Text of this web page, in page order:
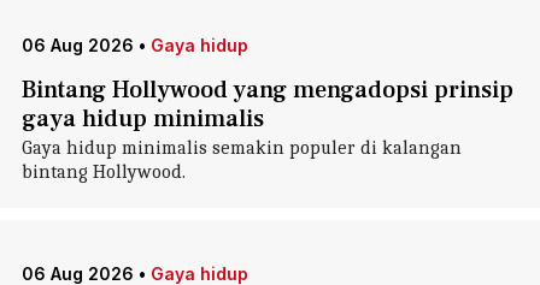
06 Aug 2026 • Gaya hidup
Bintang Hollywood yang mengadopsi prinsip
gaya hidup minimalis
Gaya hidup minimalis semakin populer di kalangan
bintang Hollywood.
06 Aug 2026 • Gaya hidup